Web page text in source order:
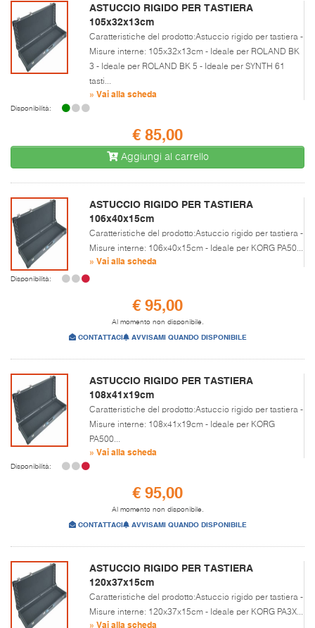
ASTUCCIO RIGIDO PER TASTIERA
105x32x13cm
Caratteristiche del prodotto:Astuccio rigido per tastiera -
Misure interne: 105x32x13cm - Ideale per ROLAND BK
3 - Ideale per ROLAND BK 5 - Ideale per SYNTH 61
tasti...
» Vai alla scheda
Disponibilità:
€ 85,00
Aggiungi al carrello
ASTUCCIO RIGIDO PER TASTIERA
106x40x15cm
Caratteristiche del prodotto:Astuccio rigido per tastiera -
Misure interne: 106x40x15cm - Ideale per KORG PA50...
» Vai alla scheda
Disponibilità:
€ 95,00
Al momento non disponibile.
CONTATTACI AVVISAMI QUANDO DISPONIBILE
ASTUCCIO RIGIDO PER TASTIERA
108x41x19cm
Caratteristiche del prodotto:Astuccio rigido per tastiera -
Misure interne: 108x41x19cm - Ideale per KORG
PA500...
» Vai alla scheda
Disponibilità:
€ 95,00
Al momento non disponibile.
CONTATTACI AVVISAMI QUANDO DISPONIBILE
ASTUCCIO RIGIDO PER TASTIERA
120x37x15cm
Caratteristiche del prodotto:Astuccio rigido per tastiera -
Misure interne: 120x37x15cm - Ideale per KORG PA3X...
» Vai alla scheda